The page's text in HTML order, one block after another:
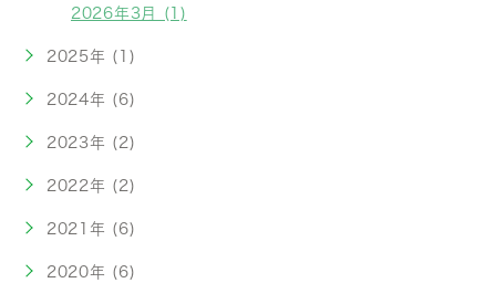
2026年3月 (1)
2025年 (1)
2024年 (6)
2023年 (2)
2022年 (2)
2021年 (6)
2020年 (6)